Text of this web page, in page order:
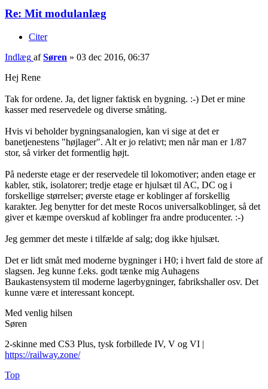
Re: Mit modulanlæg
Citer
Indlæg afSøren » 03 dec 2016, 06:37
Hej Rene
Tak for ordene. Ja, det ligner faktisk en bygning. :-) Det er mine
kasser med reservedele og diverse småting.
Hvis vi beholder bygningsanalogien, kan vi sige at det er
banetjenestens "højlager". Alt er jo relativt; men når man er 1/87
stor, så virker det formentlig højt.
På nederste etage er der reservedele til lokomotiver; anden etage er
kabler, stik, isolatorer; tredje etage er hjulsæt til AC, DC og i
forskellige størrelser; øverste etage er koblinger af forskellig
karakter. Jeg benytter for det meste Rocos universalkoblinger, så det
giver et kæmpe overskud af koblinger fra andre producenter. :-)
Jeg gemmer det meste i tilfælde af salg; dog ikke hjulsæt.
Det er lidt småt med moderne bygninger i H0; i hvert fald de store af
slagsen. Jeg kunne f.eks. godt tænke mig Auhagens
Baukastensystem til moderne lagerbygninger, fabrikshaller osv. Det
kunne være et interessant koncept.
Med venlig hilsen
Søren
2-skinne med CS3 Plus, tysk forbillede IV, V og VI |
https://railway.zone/
Top